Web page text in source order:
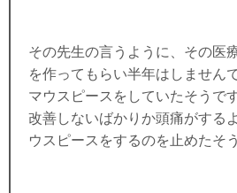
その先生の言うように、その医
を作ってもらい半年はしません
マウスピースをしていたそうで
改善しないばかりか頭痛がする
ウスピースをするのを止めたそ